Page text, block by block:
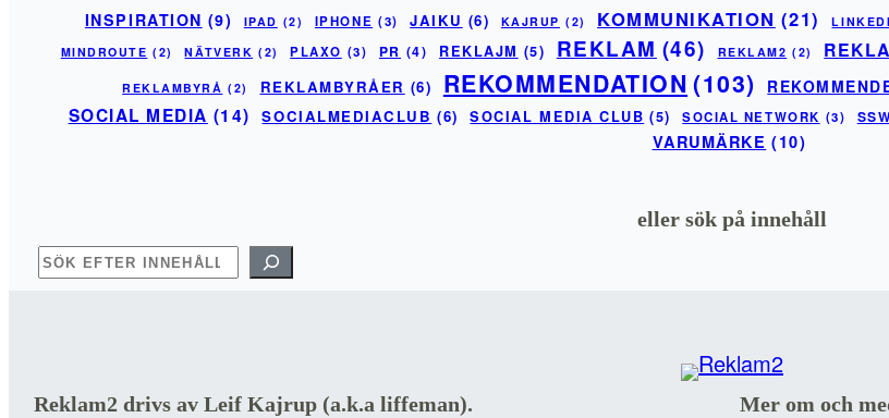
INSPIRATION (9) IPAD (2) IPHONE (3) JAIKU (6) KAJRUP (2) KOMMUNIKATION (21)
MINDROUTE (2) NÄTVERK (2) PLAXO (3) PR (4) REKLAJM (5) REKLAM (46) REKLAM2 (2)
REKLAMBYRÅ (2) REKLAMBYRÅER (6) REKOMMENDATION (103)
SOCIAL MEDIA (14) SOCIALMEDIACLUB (6) SOCIAL MEDIA CLUB (5) SOCIAL NETWORK (3)
VARUMÄRKE (10)
eller sök på innehåll
SÖK
Reklam2 drivs av Leif Kajrup (a.k.a liffeman). Mer om och